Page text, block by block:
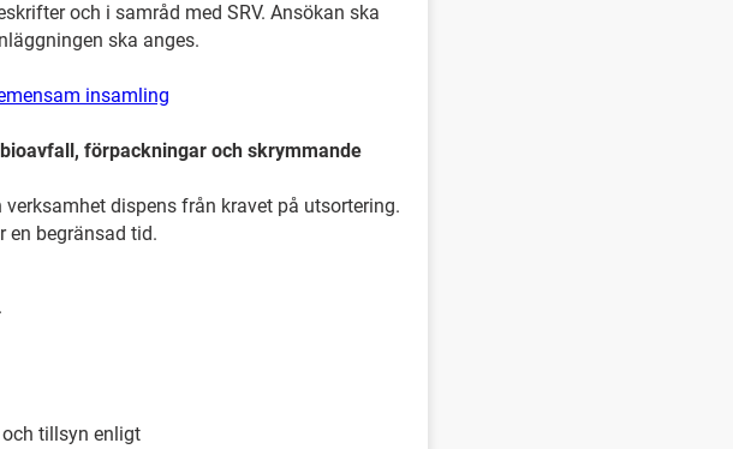
och i samråd med SRV. Ansökan ska
ska anges.
insamling
förpackningar och skrymmande
dispens från kravet på utsortering.
en begränsad tid.
tillsyn enligt